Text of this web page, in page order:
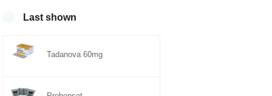
Last shown
Tadanova 60mg